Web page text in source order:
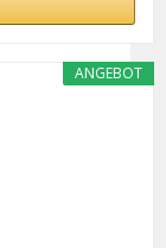
ANGEBOT